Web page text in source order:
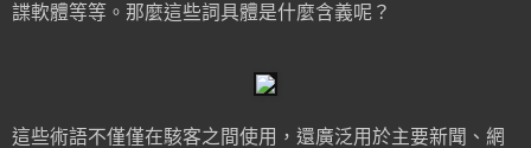
諜軟體等等。那麼這些詞具體是什麼含義呢？
這些術語不僅僅在駭客之間使用，還廣泛用於主要新聞、網